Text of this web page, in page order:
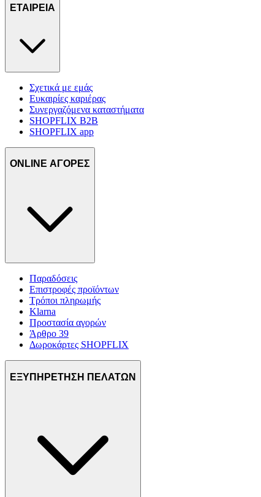
ΕΤΑΙΡΕΙΑ
Σχετικά με εμάς
Ευκαιρίες καριέρας
Συνεργαζόμενα καταστήματα
SHOPFLIX B2B
SHOPFLIX app
ONLINE ΑΓΟΡΕΣ
Παραδόσεις
Επιστροφές προϊόντων
Τρόποι πληρωμής
Klarna
Προστασία αγορών
Άρθρο 39
Δωροκάρτες SHOPFLIX
ΕΞΥΠΗΡΕΤΗΣΗ ΠΕΛΑΤΩΝ